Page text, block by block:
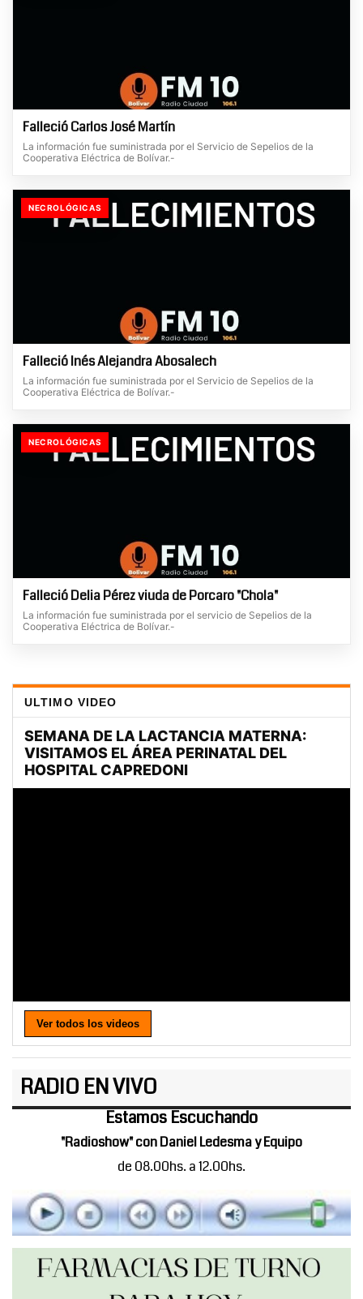
Falleció Carlos José Martín
La información fue suministrada por el Servicio de Sepelios de la
Cooperativa Eléctrica de Bolívar.-
NECROLÓGICAS
Falleció Inés Alejandra Abosalech
La información fue suministrada por el Servicio de Sepelios de la
Cooperativa Eléctrica de Bolívar.-
NECROLÓGICAS
Falleció Delia Pérez viuda de Porcaro "Chola"
La información fue suministrada por el servicio de Sepelios de la
Cooperativa Eléctrica de Bolívar.-
ULTIMO VIDEO
Ver todos los videos
RADIO EN VIVO
Estamos Escuchando
"Radioshow" con Daniel Ledesma y Equipo
de 08.00hs. a 12.00hs.